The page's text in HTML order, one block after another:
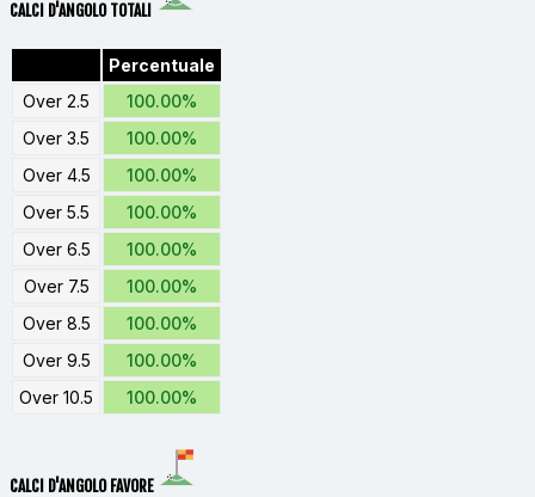
CALCI D'ANGOLO TOTALI
Percentuale
Over 2.5
100.00%
Over 3.5
100.00%
Over 4.5
100.00%
Over 5.5
100.00%
Over 6.5
100.00%
Over 7.5
100.00%
Over 8.5
100.00%
Over 9.5
100.00%
Over 10.5
100.00%
CALCI D'ANGOLO FAVORE